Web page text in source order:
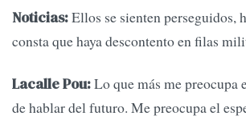
Noticias:Ellos se sienten perseguidos,
consta que haya descontento en filas
Lacalle Pou:Lo que más me preocupa
de hablar del futuro. Me preocupa el